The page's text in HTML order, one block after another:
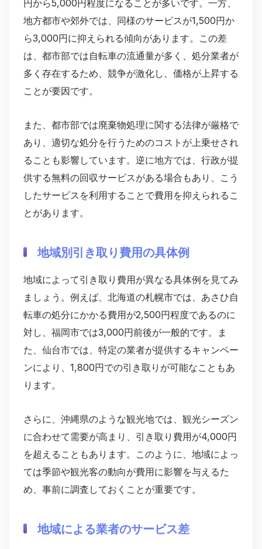
円から5,000円程度になることが多いです。一方、
地方都市や郊外では、同様のサービスが1,500円か
ら3,000円に抑えられる傾向があります。この差
は、都市部では自転車の流通量が多く、処分業者が
多く存在するため、競争が激化し、価格が上昇する
ことが要因です。
また、都市部では廃棄物処理に関する法律が厳格で
あり、適切な処分を行うためのコストが上乗せされ
ることも影響しています。逆に地方では、行政が提
供する無料の回収サービスがある場合もあり、こう
したサービスを利用することで費用を抑えられるこ
とがあります。
地域別引き取り費用の具体例
地域によって引き取り費用が異なる具体例を見てみ
ましょう。例えば、北海道の札幌市では、あさひ自
転車の処分にかかる費用が2,500円程度であるのに
対し、福岡市では3,000円前後が一般的です。ま
た、仙台市では、特定の業者が提供するキャンペー
ンにより、1,800円での引き取りが可能なこともあ
ります。
さらに、沖縄県のような観光地では、観光シーズン
に合わせて需要が高まり、引き取り費用が4,000円
を超えることもあります。このように、地域によっ
ては季節や観光客の動向が費用に影響を与えるた
め、事前に調査しておくことが重要です。
地域による業者のサービス差